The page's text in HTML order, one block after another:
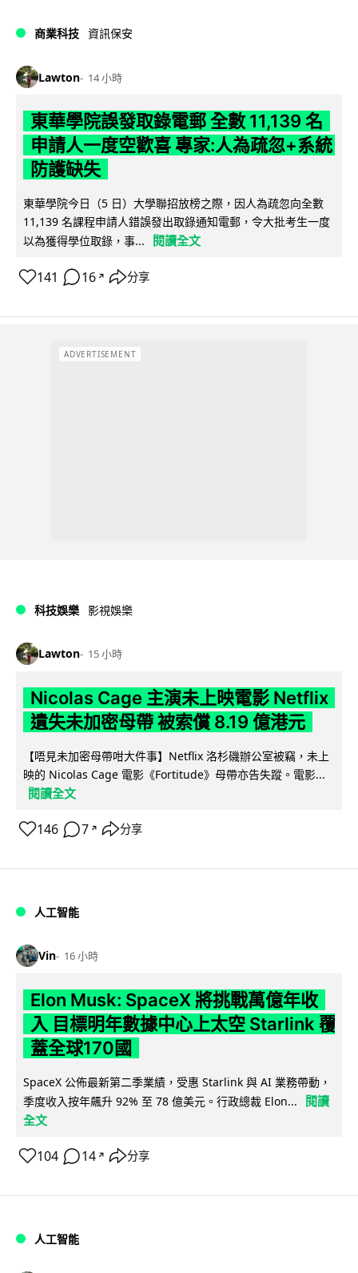
商業科技 資訊保安
Lawton 14 小時
東華學院誤發取錄電郵 全數 11,139 名
申請人一度空歡喜 專家:人為疏忽+系統
防護缺失
東華學院今日（5 日）大學聯招放榜之際，因人為疏忽向全數
11,139 名課程申請人錯誤發出取錄通知電郵，令大批考生一度
以為獲得學位取錄，事...
閱讀全文
141 16 ↗ 分享
ADVERTISEMENT
科技娛樂 影視娛樂
Lawton 15 小時
Nicolas Cage 主演未上映電影 Netflix
遺失未加密母帶 被索償 8.19 億港元
【唔見未加密母帶咁大件事】Netflix 洛杉磯辦公室被竊，未上
映的 Nicolas Cage 電影《Fortitude》母帶亦告失蹤。電影...
閱讀全文
146 7 ↗ 分享
人工智能
Vin 16 小時
Elon Musk: SpaceX 將挑戰萬億年收
入 目標明年數據中心上太空 Starlink 覆
蓋全球170國
SpaceX 公佈最新第二季業績，受惠 Starlink 與 AI 業務帶動，
季度收入按年飆升 92% 至 78 億美元。行政總裁 Elon...
閱讀
全文
104 14 ↗ 分享
人工智能